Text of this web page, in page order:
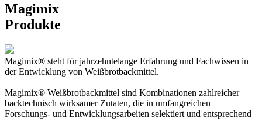
Magimix
Produkte
Magimix® steht für jahrzehntelange Erfahrung und Fachwissen in
der Entwicklung von Weißbrotbackmittel.
Magimix® Weißbrotbackmittel sind Kombinationen zahlreicher
backtechnisch wirksamer Zutaten, die in umfangreichen
Forschungs- und Entwicklungsarbeiten selektiert und entsprechend